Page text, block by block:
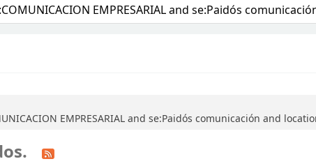
EMPRESARIAL and se:Paidós comunicación and